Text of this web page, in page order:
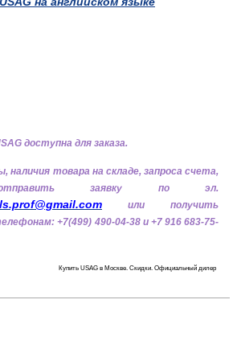
доступна для заказа.
наличия товара на складе, запроса счета,
заявку по эл.
или получить
+7(499) 490-04-38 и +7 916 683-75-
Купить USAG в Москве. Скидки. Официальный дилер